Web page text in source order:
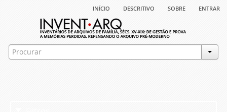
início descritivo sobre entrar